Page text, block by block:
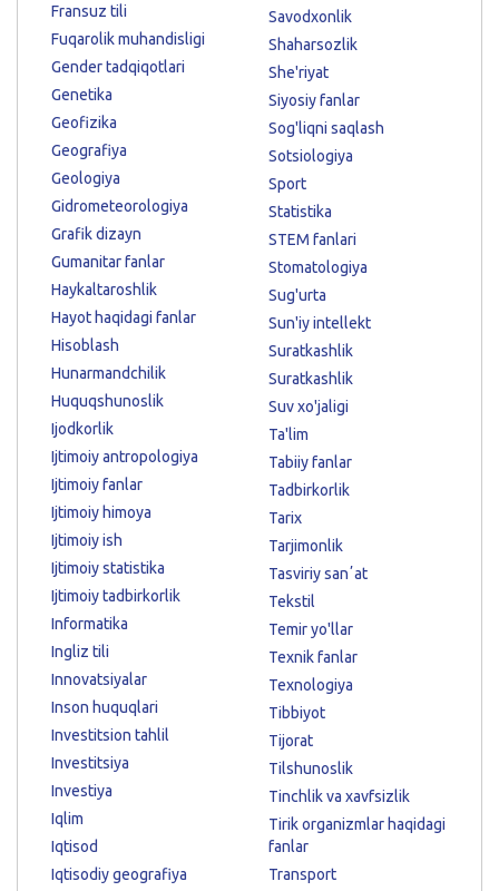
Fransuz tili
Fuqarolik muhandisligi
Gender tadqiqotlari
Genetika
Geofizika
Geografiya
Geologiya
Gidrometeorologiya
Grafik dizayn
Gumanitar fanlar
Haykaltaroshlik
Hayot haqidagi fanlar
Hisoblash
Hunarmandchilik
Huquqshunoslik
Ijodkorlik
Ijtimoiy antropologiya
Ijtimoiy fanlar
Ijtimoiy himoya
Ijtimoiy ish
Ijtimoiy statistika
Ijtimoiy tadbirkorlik
Informatika
Ingliz tili
Innovatsiyalar
Inson huquqlari
Investitsion tahlil
Investitsiya
Investiya
Iqlim
Iqtisod
Iqtisodiy geografiya
Savodxonlik
Shaharsozlik
She'riyat
Siyosiy fanlar
Sog'liqni saqlash
Sotsiologiya
Sport
Statistika
STEM fanlari
Stomatologiya
Sug'urta
Sun'iy intellekt
Suratkashlik
Suratkashlik
Suv xo'jaligi
Ta'lim
Tabiiy fanlar
Tadbirkorlik
Tarix
Tarjimonlik
Tasviriy sanʼat
Tekstil
Temir yo'llar
Texnik fanlar
Texnologiya
Tibbiyot
Tijorat
Tilshunoslik
Tinchlik va xavfsizlik
Tirik organizmlar haqidagi
fanlar
Transport